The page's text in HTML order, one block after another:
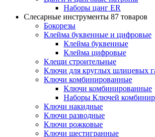
Наборы цанг ER
Слесарные инструменты 87 товаров
Бокорезы
Клейма буквенные и цифровые
Клейма буквенные
Клейма цифровые
Клещи строительные
Ключи для круглых шлицевых
Ключи комбинированные
Ключи комбинированные
Наборы Ключей
Ключи накидные
Ключи разводные
Ключи рожковые
Ключи шестигранные